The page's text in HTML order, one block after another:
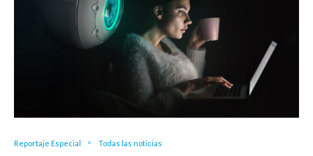
Reportaje Especial Todas las noticias